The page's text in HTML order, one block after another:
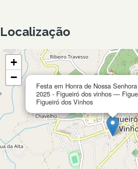
Localização
Festa em Honra de Nossa
2025 - Figueiró dos vinhos —
Figueiró dos Vinhos
+
−